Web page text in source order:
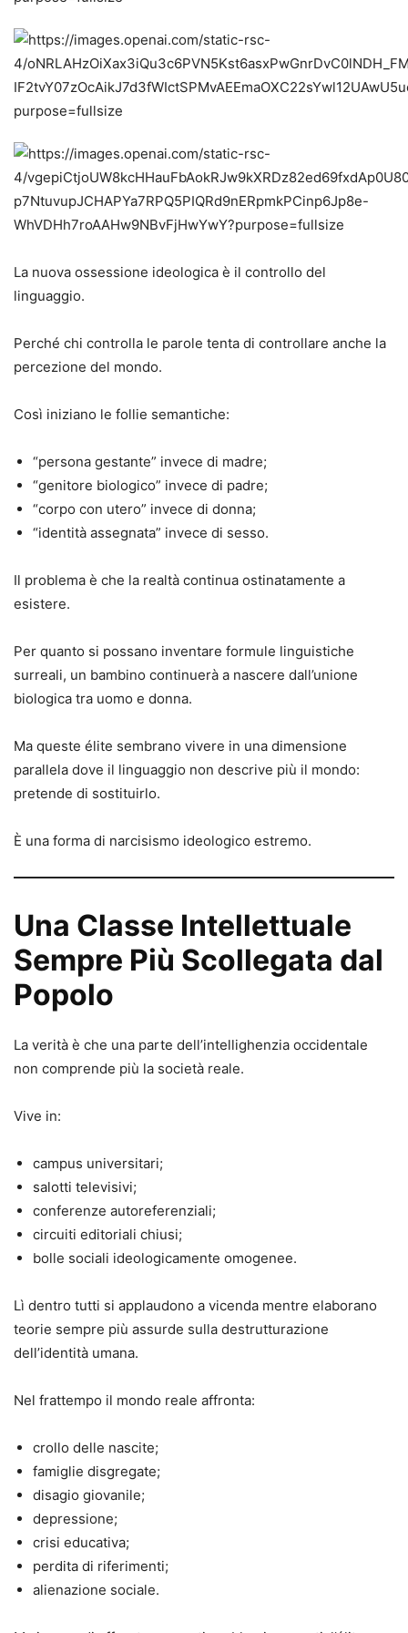
La nuova ossessione ideologica è il controllo del
linguaggio.
Perché chi controlla le parole tenta di controllare anche la
percezione del mondo.
Così iniziano le follie semantiche:
“persona gestante” invece di madre;
“genitore biologico” invece di padre;
“corpo con utero” invece di donna;
“identità assegnata” invece di sesso.
Il problema è che la realtà continua ostinatamente a
esistere.
Per quanto si possano inventare formule linguistiche
surreali, un bambino continuerà a nascere dall’unione
biologica tra uomo e donna.
Ma queste élite sembrano vivere in una dimensione
parallela dove il linguaggio non descrive più il mondo:
pretende di sostituirlo.
È una forma di narcisismo ideologico estremo.
Una Classe Intellettuale
Sempre Più Scollegata dal
Popolo
La verità è che una parte dell’intellighenzia occidentale
non comprende più la società reale.
Vive in:
campus universitari;
salotti televisivi;
conferenze autoreferenziali;
circuiti editoriali chiusi;
bolle sociali ideologicamente omogenee.
Lì dentro tutti si applaudono a vicenda mentre elaborano
teorie sempre più assurde sulla destrutturazione
dell’identità umana.
Nel frattempo il mondo reale affronta:
crollo delle nascite;
famiglie disgregate;
disagio giovanile;
depressione;
crisi educativa;
perdita di riferimenti;
alienazione sociale.